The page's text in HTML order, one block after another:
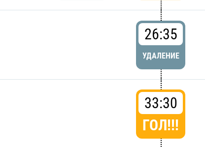
26:35
УДАЛЕНИЕ
33:30
ГОЛ!!!